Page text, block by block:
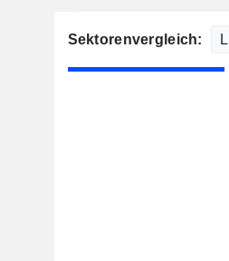
Sektorenvergleich: